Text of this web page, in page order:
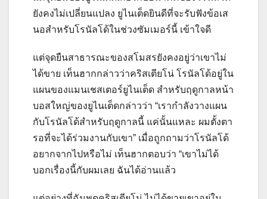
ยังคงไม่เปลี่ยนแปลง ยูไนเต็ดยินดีที่จะรับฟังข้อเส
นอสําหรับโรนัลโด้ในช่วงซัมเมอร์นี้ เข้าใจดี
แต่จุดยืนสาธารณะของสโมสรยังคงอยู่ว่าเขาไม่
ได้ขาย เท็นฮากกล่าวว่าคริสเตียโน่ โรนัลโด้อยู่ใน
แผนของแมนเชสเตอร์ยูไนเต็ด สําหรับฤดูกาลหน้า
บอสใหญ่ของยูไนเต็ดกล่าวว่า “เรากําลังวางแผน
กับโรนัลโด้สําหรับฤดูกาลนี้ แค่นั้นแหละ ผมตั้งตา
รอที่จะได้ร่วมงานกับเขา” เมื่อถูกถามว่าโรนัลโด้
อยากจากไปหรือไม่ เท็นฮากตอบว่า “เขาไม่ได้
บอกเรื่องนี้กับผมเลย ฉันได้อ่านแล้ว